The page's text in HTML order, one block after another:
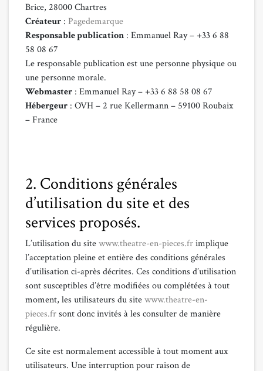
Brice, 28000 Chartres
Créateur: Pagedemarque
Responsable publication: Emmanuel Ray – +33 6 88
58 08 67
Le responsable publication est une personne physique ou
une personne morale.
Webmaster: Emmanuel Ray – +33 6 88 58 08 67
Hébergeur: OVH – 2 rue Kellermann – 59100 Roubaix
– France
2. Conditions générales
d’utilisation du site et des
services proposés.
L’utilisation du sitewww.theatre-en-pieces.frimplique
l’acceptation pleine et entière des conditions générales
d’utilisation ci-après décrites. Ces conditions d’utilisation
sont susceptibles d’être modifiées ou complétées à tout
moment, les utilisateurs du sitewww.theatre-en-
pieces.frsont donc invités à les consulter de manière
régulière.
Ce site est normalement accessible à tout moment aux
utilisateurs. Une interruption pour raison de